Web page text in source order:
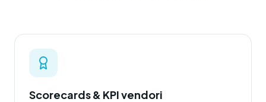
Scorecards & KPI vendori